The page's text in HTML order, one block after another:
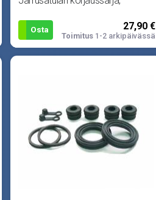
F 89-90, CB500 94-96,
CBR1000F 89-92, CN250 86-99,
C
Osta 27,90 €
Toimitus1-2 arkipäivässä